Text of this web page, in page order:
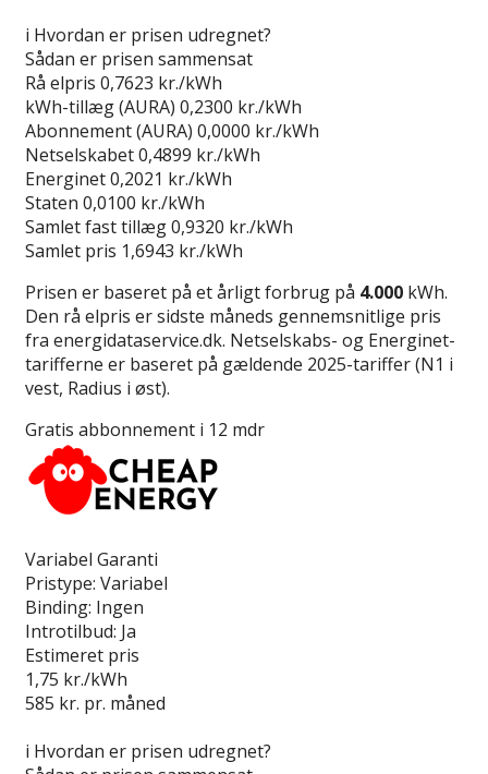
i Hvordan er prisen udregnet?
Sådan er prisen sammensat
Rå elpris 0,7623 kr./kWh
kWh-tillæg (AURA) 0,2300 kr./kWh
Abonnement (AURA) 0,0000 kr./kWh
Netselskabet0,4899 kr./kWh
Energinet0,2021 kr./kWh
Staten 0,0100 kr./kWh
Samlet fast tillæg0,9320 kr./kWh
Samlet pris 1,6943 kr./kWh
Prisen er baseret på et årligt forbrug på 4.000 kWh.
Den rå elpris er sidste måneds gennemsnitlige pris
fra energidataservice.dk. Netselskabs- og Energinet-
tarifferne er baseret på gældende 2025-tariffer (N1 i
vest, Radius i øst).
Gratis abbonnement i 12 mdr
Variabel Garanti
Pristype: Variabel
Binding: Ingen
Introtilbud: Ja
Estimeret pris
1,75 kr./kWh
585 kr. pr. måned
i Hvordan er prisen udregnet?